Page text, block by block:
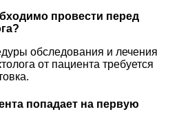
провести перед
обследования и лечения
от пациента требуется
попадает на первую